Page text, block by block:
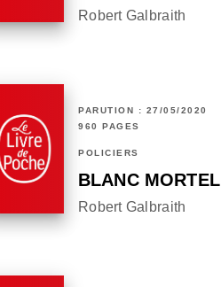
Robert Galbraith
PARUTION : 27/05/2020
960 PAGES
POLICIERS
BLANC MORTEL
Robert Galbraith